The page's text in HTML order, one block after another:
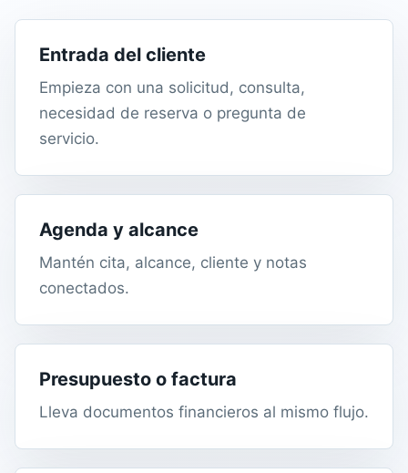
Entrada del cliente
Empieza con una solicitud, consulta,
necesidad de reserva o pregunta de
servicio.
Agenda y alcance
Mantén cita, alcance, cliente y notas
conectados.
Presupuesto o factura
Lleva documentos financieros al mismo flujo.